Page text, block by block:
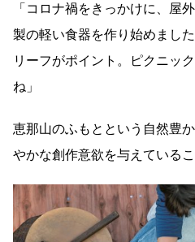
「コロナ禍をきっかけに、屋
製の軽い食器を作り始めまし
リーフがポイント。ピクニッ
ね」
恵那山のふもとという自然豊
やかな創作意欲を与えているこ